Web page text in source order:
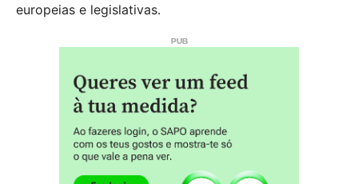
europeias e legislativas.